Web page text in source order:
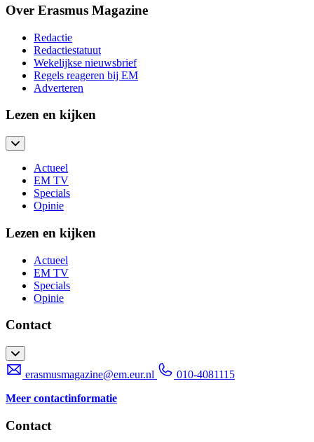
Over Erasmus Magazine
Redactie
Redactiestatuut
Wekelijkse nieuwsbrief
Regels reageren bij EM
Adverteren
Lezen en kijken
Actueel
EM TV
Specials
Opinie
Lezen en kijken
Actueel
EM TV
Specials
Opinie
Contact
erasmusmagazine@em.eur.nl
010-4081115
Meer contactinformatie
Contact